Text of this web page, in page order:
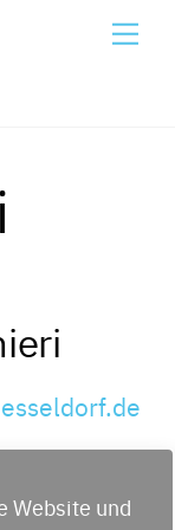
Website und